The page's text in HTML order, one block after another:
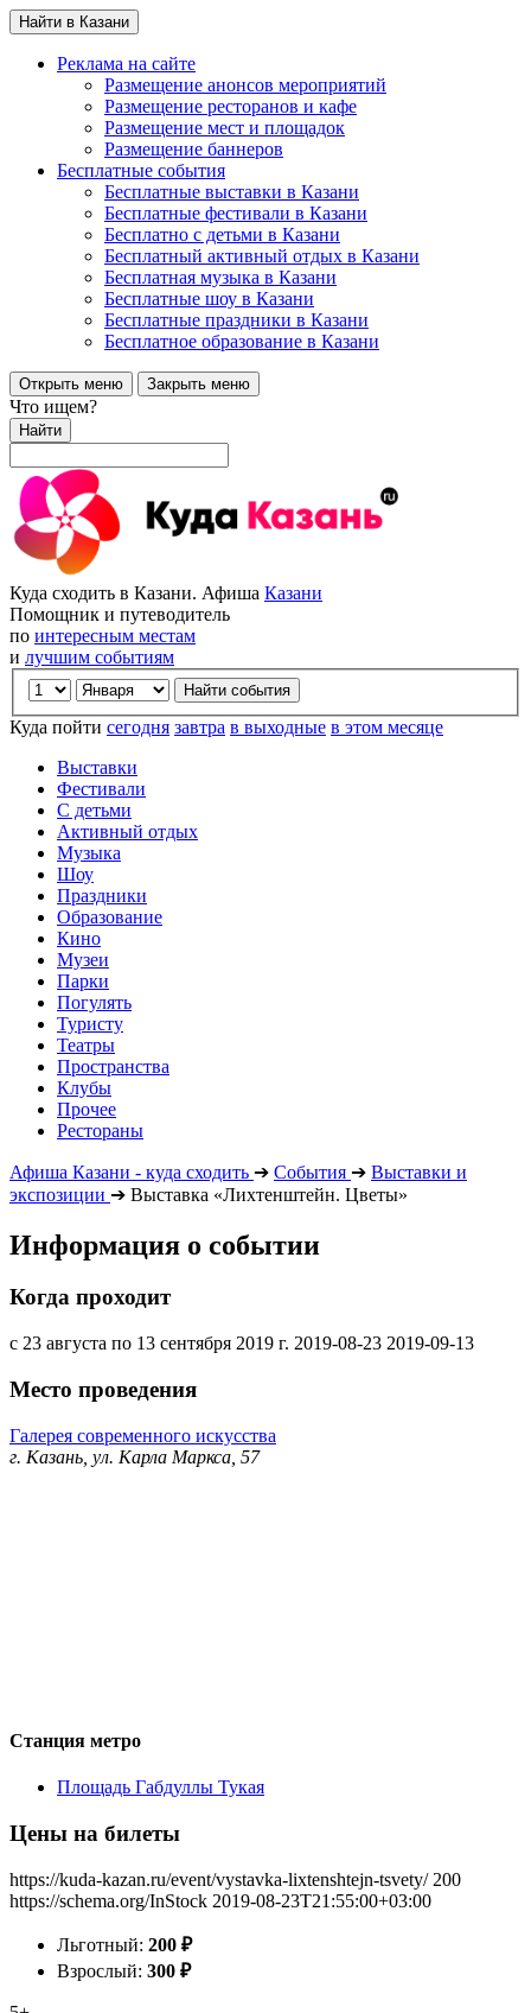
Найти в Казани
Реклама на сайте
Размещение анонсов мероприятий
Размещение ресторанов и кафе
Размещение мест и площадок
Размещение баннеров
Бесплатные события
Бесплатные выставки в Казани
Бесплатные фестивали в Казани
Бесплатно с детьми в Казани
Бесплатный активный отдых в Казани
Бесплатная музыка в Казани
Бесплатные шоу в Казани
Бесплатные праздники в Казани
Бесплатное образование в Казани
Открыть меню Закрыть меню
Что ищем?
Найти
Куда сходить в Казани. Афиша Казани
Помощник и путеводитель
по интересным местам
и лучшим событиям
Куда пойти сегодня завтра в выходные в этом месяце
Выставки
Фестивали
С детьми
Активный отдых
Музыка
Шоу
Праздники
Образование
Кино
Музеи
Парки
Погулять
Туристу
Театры
Пространства
Клубы
Прочее
Рестораны
Афиша Казани - куда сходить ➔ События ➔ Выставки и
экспозиции ➔ Выставка «Лихтенштейн. Цветы»
Информация о событии
Когда проходит
с 23 августа по 13 сентября 2019 г. 2019-08-23 2019-09-13
Место проведения
Галерея современного искусства
г. Казань, ул. Карла Маркса, 57
Станция метро
Площадь Габдуллы Тукая
Цены на билеты
https://kuda-kazan.ru/event/vystavka-lixtenshtejn-tsvety/ 200
https://schema.org/InStock 2019-08-23T21:55:00+03:00
Льготный: 200 ₽
Взрослый: 300 ₽